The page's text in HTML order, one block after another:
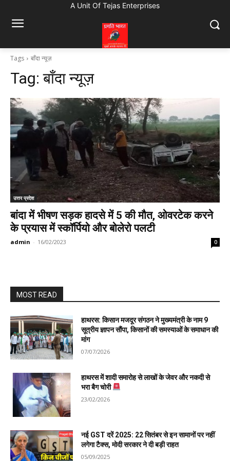
A Unit Of Tejas Enterprises
Tags बाँदा न्यूज़
Tag:बाँदा न्यूज़
उत्तर प्रदेश
बांदा में भीषण सड़क हादसे में 5 की मौत, ओवरटेक करने
के प्रयास में स्कॉर्पियो और बोलेरो पलटी
admin - 16/02/2023 0
MOST READ
हाथरस: किसान मजदूर संगठन ने मुख्यमंत्री के नाम 9
सूत्रीय ज्ञापन सौंपा, किसानों की समस्याओं के समाधान की
मांग
07/07/2026
हाथरस में शादी समारोह से लाखों के जेवर और नकदी से
भरा बैग चोरी
23/02/2026
नई GST दरें 2025: 22 सितंबर से इन सामानों पर नहीं
लगेगा टैक्स, मोदी सरकार ने दी बड़ी राहत
05/09/2025